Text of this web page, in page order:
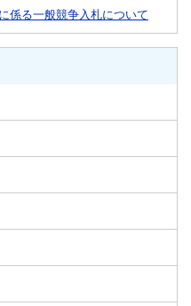
係る一般競争入札について